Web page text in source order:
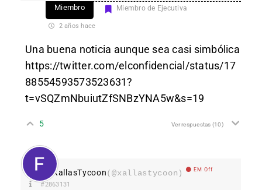
Miembro Miembro de Ejecutiva
2 años hace
Una buena noticia aunque sea casi simbólica
https://twitter.com/elconfidencial/status/17
88554593573523631?
t=vSQZmNbuiutZfSNBzYNA5w&s=19
5 Ver respuestas (10)
XallasTycoon(@xallastycoon) EM Off
#2863131